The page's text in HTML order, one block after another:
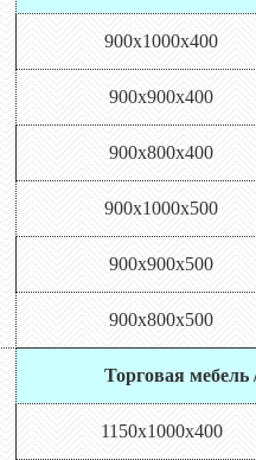
900х1000х400
900х900х400
900х800х400
900х1000х500
900х900х500
900х800х500
Торговая
1150х1000х400